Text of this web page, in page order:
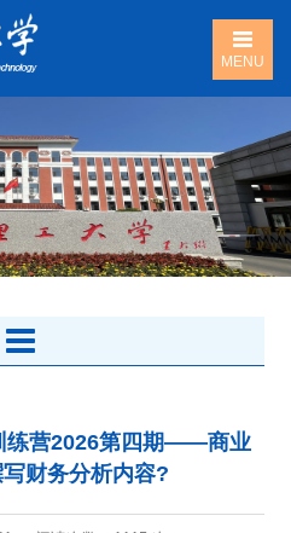
MENU
练营2026第四期——商业
财务分析内容?